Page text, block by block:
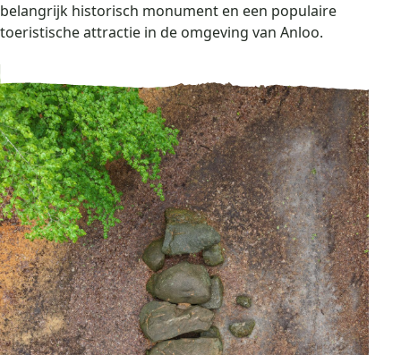
belangrijk historisch monument en een populaire
toeristische attractie in de omgeving van Anloo.